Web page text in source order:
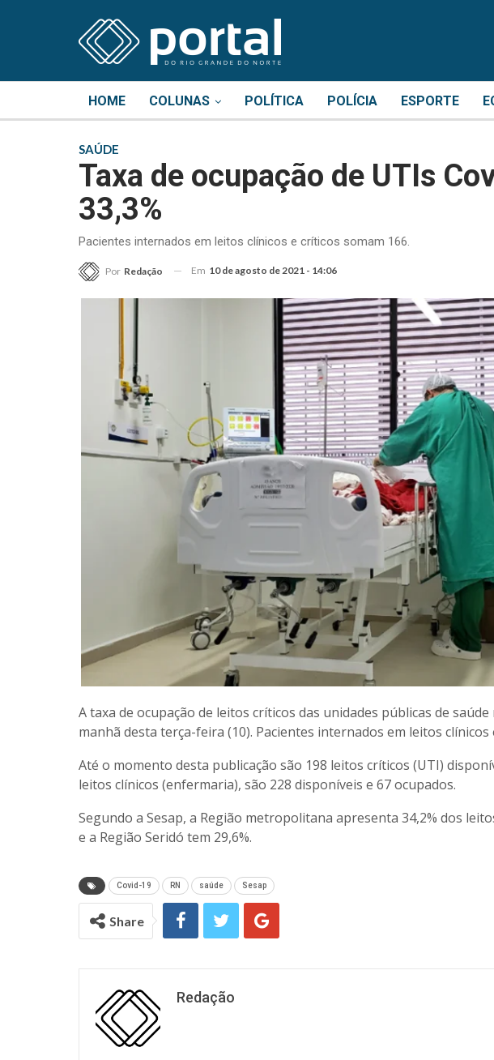
HOME COLUNAS POLÍTICA POLÍCIA ESPORTE
SAÚDE
Taxa de ocupação de UTIs
33,3%
Pacientes internados em leitos clínicos e críticos somam 166.
Por Redação Em 10 de agosto de 2021 - 14:06
A taxa de ocupação de leitos críticos das unidades públicas de
manhã desta terça-feira (10). Pacientes internados em leitos clínicos
Até o momento desta publicação são 198 leitos críticos (UTI)
leitos clínicos (enfermaria), são 228 disponíveis e 67 ocupados.
Segundo a Sesap, a Região metropolitana apresenta 34,2% dos
e a Região Seridó tem 29,6%.
Covid-19 RN saúde Sesap
Share
Redação